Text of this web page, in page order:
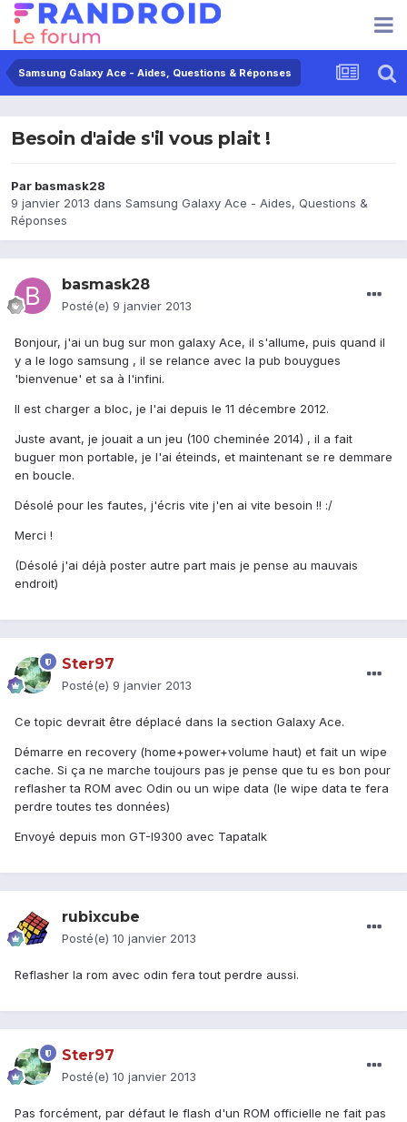
Samsung Galaxy Ace - Aides, Questions & Réponses
Besoin d'aide s'il vous plait !
Par basmask28
9 janvier 2013 dans Samsung Galaxy Ace - Aides, Questions &
Réponses
basmask28
Posté(e) 9 janvier 2013
Bonjour, j'ai un bug sur mon galaxy Ace, il s'allume, puis quand il
y a le logo samsung , il se relance avec la pub bouygues
'bienvenue' et sa à l'infini.
Il est charger a bloc, je l'ai depuis le 11 décembre 2012.
Juste avant, je jouait a un jeu (100 cheminée 2014) , il a fait
buguer mon portable, je l'ai éteinds, et maintenant se re demmare
en boucle.
Désolé pour les fautes, j'écris vite j'en ai vite besoin !! :/
Merci !
(Désolé j'ai déjà poster autre part mais je pense au mauvais
endroit)
Ster97
Posté(e) 9 janvier 2013
Ce topic devrait être déplacé dans la section Galaxy Ace.
Démarre en recovery (home+power+volume haut) et fait un wipe
cache. Si ça ne marche toujours pas je pense que tu es bon pour
reflasher ta ROM avec Odin ou un wipe data (le wipe data te fera
perdre toutes tes données)
Envoyé depuis mon GT-I9300 avec Tapatalk
rubixcube
Posté(e) 10 janvier 2013
Reflasher la rom avec odin fera tout perdre aussi.
Ster97
Posté(e) 10 janvier 2013
Pas forcément, par défaut le flash d'un ROM officielle ne fait pas